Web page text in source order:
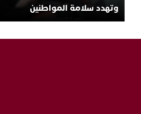
وتهدد سلامة المواطنين